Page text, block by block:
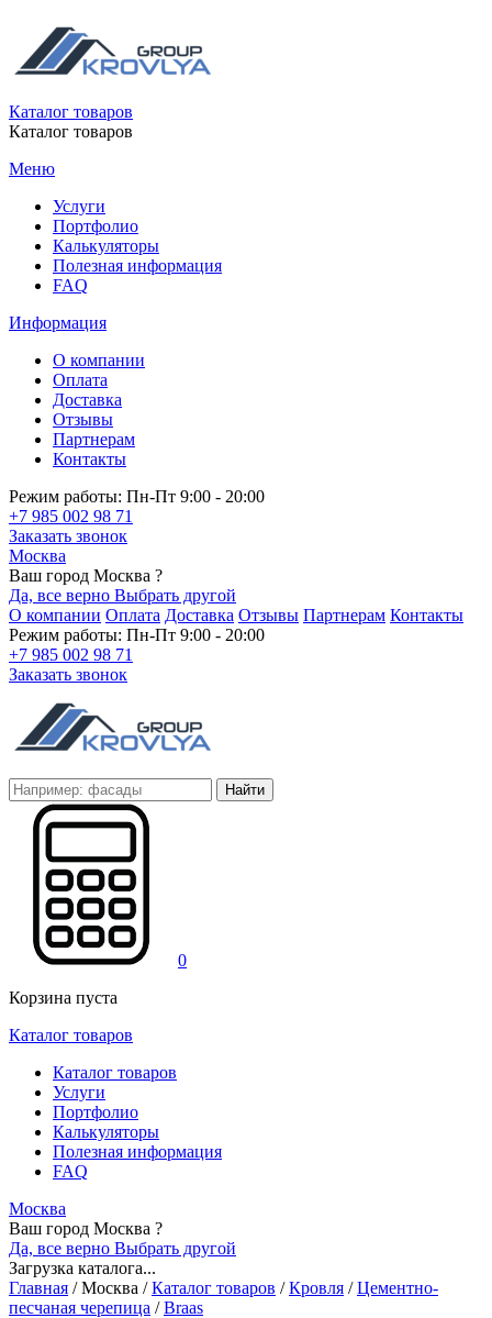
Каталог товаров
Каталог товаров
Меню
Услуги
Портфолио
Калькуляторы
Полезная информация
FAQ
Информация
О компании
Оплата
Доставка
Отзывы
Партнерам
Контакты
Режим работы: Пн-Пт 9:00 - 20:00
+7 985 002 98 71
Заказать звонок
Москва
Ваш город Москва ?
Да, все верно Выбрать другой
О компании Оплата Доставка Отзывы Партнерам Контакты
Режим работы: Пн-Пт 9:00 - 20:00
+7 985 002 98 71
Заказать звонок
Найти
0
Корзина пуста
Каталог товаров
Каталог товаров
Услуги
Портфолио
Калькуляторы
Полезная информация
FAQ
Москва
Ваш город Москва ?
Да, все верно Выбрать другой
Загрузка каталога...
Главная /Москва / Каталог товаров / Кровля / Цементно-
песчаная черепица / Braas